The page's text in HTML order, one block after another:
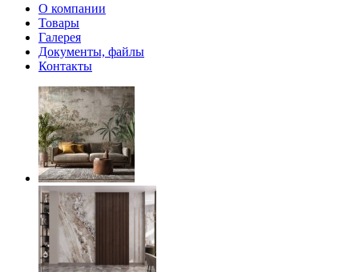
О компании
Товары
Галерея
Документы, файлы
Контакты